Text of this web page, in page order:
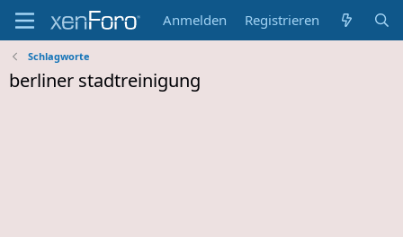
Anmelden Registrieren
Schlagworte
berliner stadtreinigung